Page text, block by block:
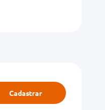
Cadastrar